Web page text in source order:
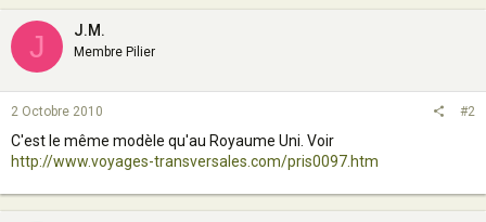
J J.M.
Membre Pilier
2 Octobre 2010 #2
C'est le même modèle qu'au Royaume Uni. Voir
http://www.voyages-transversales.com/pris0097.htm